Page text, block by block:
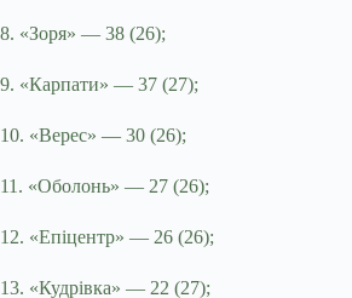
8. «Зоря» — 38 (26);
9. «Карпати» — 37 (27);
10. «Верес» — 30 (26);
11. «Оболонь» — 27 (26);
12. «Епіцентр» — 26 (26);
13. «Кудрівка» — 22 (27);